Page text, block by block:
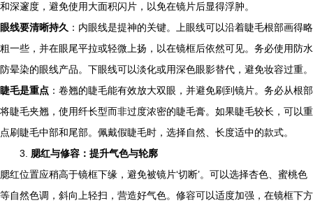
和深邃度，避免使用大面积闪片，以免在镜片后显得浮肿。
眼线要清晰持久 ：内眼线是提神的关键。上眼线可以沿着睫毛根部画得略
粗一些，并在眼尾平拉或轻微上扬，以在镜框后依然可见。务必使用防水
防晕染的眼线产品。下眼线可以淡化或用深色眼影替代，避免妆容过重。
睫毛是重点 ：卷翘的睫毛能有效放大双眼，并避免刷到镜片。务必从根部
将睫毛夹翘，使用纤长型而非过度浓密的睫毛膏。如果睫毛较长，可以重
点刷睫毛中部和尾部。佩戴假睫毛时，选择自然、长度适中的款式。
3. 腮红与修容：提升气色与轮廓
腮红位置应稍高于镜框下缘，避免被镜片‘切断’。可以选择杏色、蜜桃色
等自然色调，斜向上轻扫，营造好气色。修容可以适度加强，在镜框下方